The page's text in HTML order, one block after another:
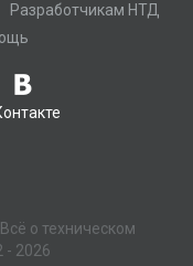
Разработчикам НТД
о техническом
- 2026